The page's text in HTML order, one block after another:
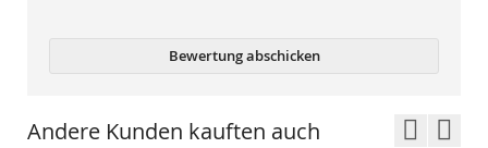
Bewertung abschicken
Andere Kunden kauften auch